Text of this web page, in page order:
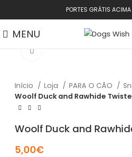
PORTES GRÁTIS
MENU
Click to enlarge
Início Loja PARA O CÃO
Woolf Duck and Rawhide
Woolf Duck and
5,00€